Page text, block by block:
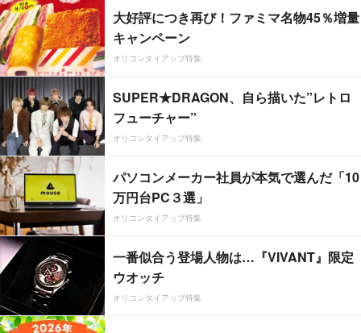
大好評につき再び！ファミマ名物45％増量
キャンペーン
オリコンタイアップ特集
SUPER★DRAGON、自ら描いた”レトロ
フューチャー”
オリコンタイアップ特集
パソコンメーカー社員が本気で選んだ「10
万円台PC３選」
オリコンタイアップ特集
一番似合う登場人物は…『VIVANT』限定
ウオッチ
オリコンタイアップ特集